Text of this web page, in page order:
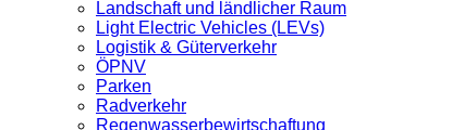
Landschaft und ländlicher Raum
Light Electric Vehicles (LEVs)
Logistik & Güterverkehr
ÖPNV
Parken
Radverkehr
Regenwasserbewirtschaftung